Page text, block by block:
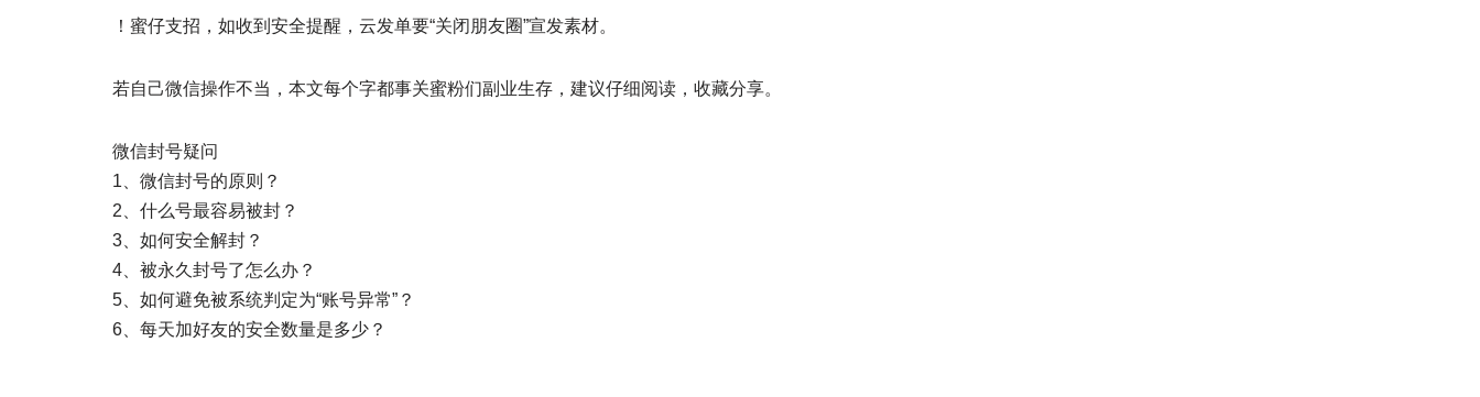
！蜜仔支招，如收到安全提醒，云发单要“关闭朋友圈”宣发素材。
若自己微信操作不当，本文每个字都事关蜜粉们副业生存，建议仔细阅读，收藏分享。
微信封号疑问
1、微信封号的原则？
2、什么号最容易被封？
3、如何安全解封？
4、被永久封号了怎么办？
5、如何避免被系统判定为“账号异常”？
6、每天加好友的安全数量是多少？